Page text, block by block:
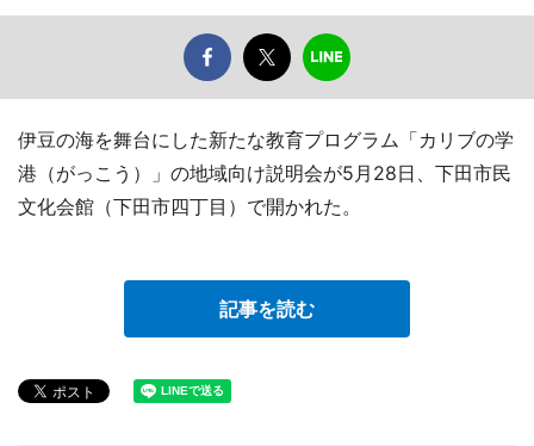
伊豆の海を舞台にした新たな教育プログラム「カリブの学
港（がっこう）」の地域向け説明会が5月28日、下田市民
文化会館（下田市四丁目）で開かれた。
記事を読む